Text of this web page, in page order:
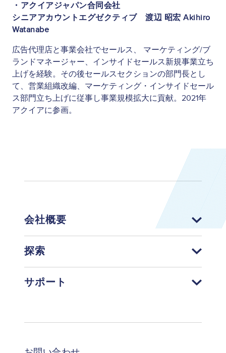
・アクイアジャパン合同会社
シニアアカウントエグゼクティブ 渡辺 昭宏 Akihiro
Watanabe
広告代理店と事業会社でセールス、 マーケティング/ブ
ランドマネージャー、インサイドセールス新規事業立ち
上げを経験。その後セールスセクションの部門長とし
て、営業組織改編、マーケティング・インサイドセール
ス部門立ち上げに従事し事業規模拡大に貢献。2021年
アクイアに参画。
会社概要
探索
サポート